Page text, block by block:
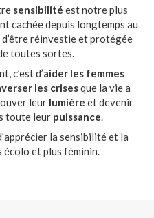
sensibilité est notre plus
cachée depuis longtemps au
d’être réinvestie et protégée
toutes sortes.
c’est d’aider les femmes
les crisesque la vie a
leur lumière et devenir
toute leur puissance.
la sensibilité et la
écolo et plus féminin.